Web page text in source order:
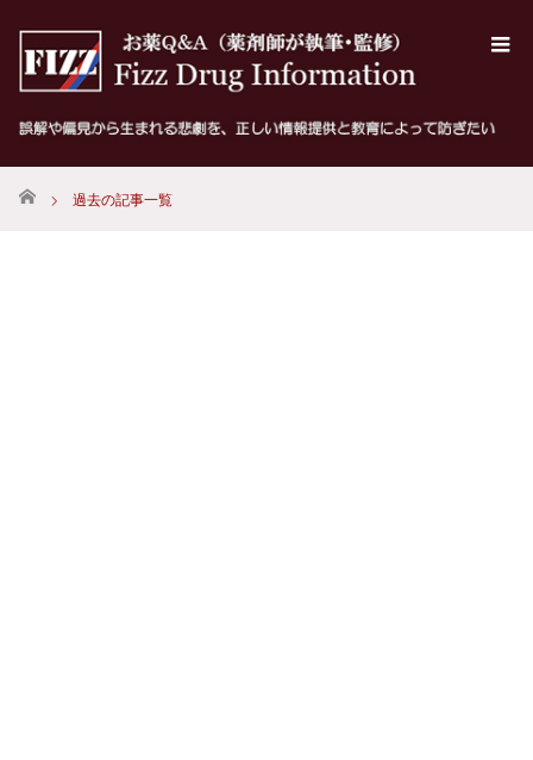
ホーム 過去の記事一覧